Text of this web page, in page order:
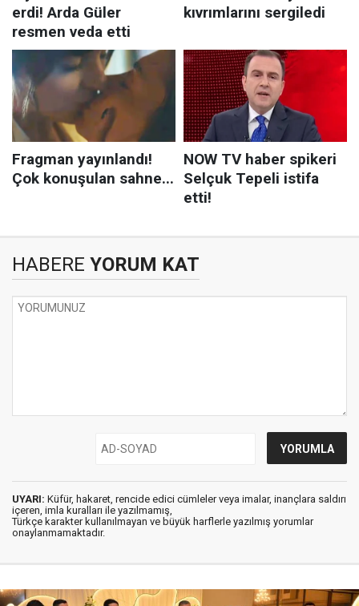
HABERE YORUM KAT
UYARI: Küfür, hakaret, rencide edici cümleler veya imalar, inançlara saldırı
içeren, imla kuralları ile yazılmamış,
Türkçe karakter kullanılmayan ve büyük harflerle yazılmış yorumlar
onaylanmamaktadır.